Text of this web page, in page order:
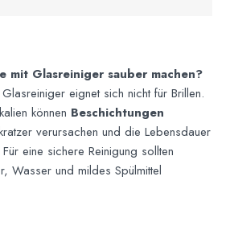
mit Glasreiniger sauber machen?
eignet sich nicht für Brillen.
können Beschichtungen
verursachen und die Lebensdauer
eine sichere Reinigung sollten
Wasser und mildes Spülmittel